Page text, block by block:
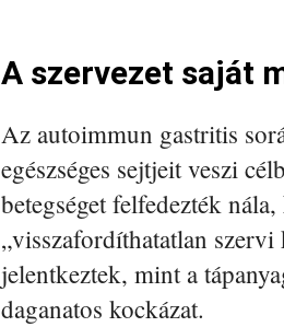
A szervezet saját
Az autoimmun gastritis
egészséges sejtjeit veszi
betegséget felfedezték nála,
„visszafordíthatatlan
jelentkeztek, mint a
daganatos kockázat.